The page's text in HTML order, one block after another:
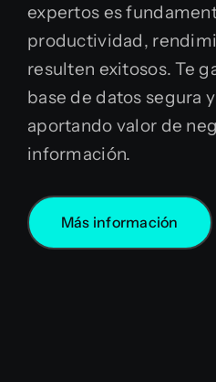
expertos es
productividad,
resulten exitosos. Te
base de datos segura
aportando valor de
información.
Más información